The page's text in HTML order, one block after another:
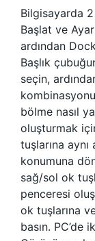
Bilgisayarda 2
Başlat ve
ardından
Başlık
seçin,
bölme nasıl
oluşturmak
tuşlarına
konumuna
sağ/sol ok
penceresi
ok tuşlarına
basın. PC’de